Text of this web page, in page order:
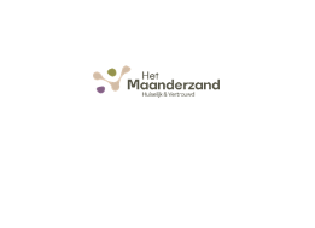
BTW B99366532837